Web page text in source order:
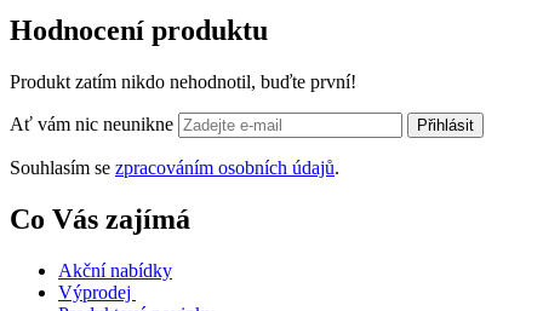
Hodnocení produktu
Produkt zatím nikdo nehodnotil, buďte první!
Ať vám nic neunikne Přihlásit
Souhlasím se zpracováním osobních údajů.
Co Vás zajímá
Akční nabídky
Výprodej